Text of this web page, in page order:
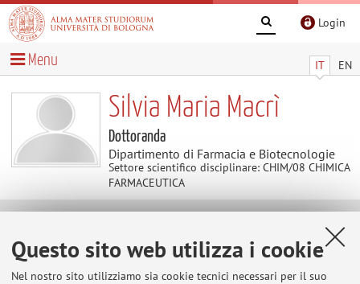
Questo sito web utilizza i cookie
Nel nostro sito utilizziamo sia cookie tecnici necessari per il suo
Login
IT EN
Menu
Silvia Maria Macrì
Dottoranda
Dipartimento di Farmacia e Biotecnologie
Settore scientifico disciplinare: CHIM/08 CHIMICA
FARMACEUTICA
Avvisi
Al momento non sono presenti avvisi.